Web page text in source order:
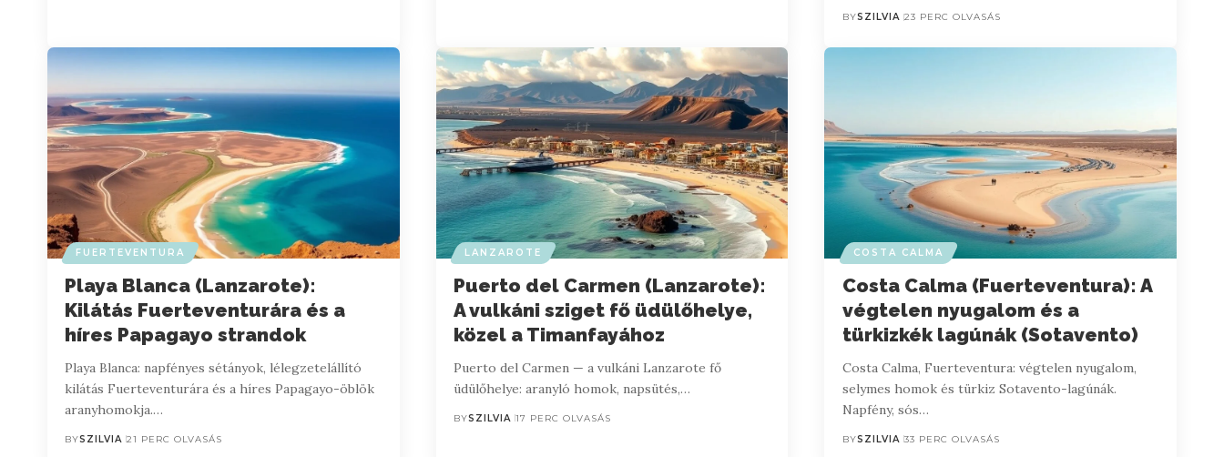
BYSZILVIA 23 PERC OLVASÁS
FUERTEVENTURA
Playa Blanca (Lanzarote):
Kilátás Fuerteventurára és a
híres Papagayo strandok
Playa Blanca: napfényes sétányok, lélegzetelállító
kilátás Fuerteventurára és a híres Papagayo-öblök
aranyhomokja.…
BYSZILVIA 21 PERC OLVASÁS
LANZAROTE
Puerto del Carmen (Lanzarote):
A vulkáni sziget fő üdülőhelye,
közel a Timanfayához
Puerto del Carmen — a vulkáni Lanzarote fő
üdülőhelye: aranyló homok, napsütés,…
BYSZILVIA 17 PERC OLVASÁS
COSTA CALMA
Costa Calma (Fuerteventura): A
végtelen nyugalom és a
türkizkék lagúnák (Sotavento)
Costa Calma, Fuerteventura: végtelen nyugalom,
selymes homok és türkiz Sotavento-lagúnák.
Napfény, sós…
BYSZILVIA 33 PERC OLVASÁS